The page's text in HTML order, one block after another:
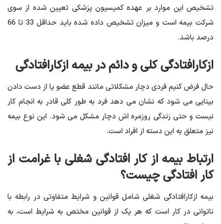
تشخیص این موارد بر عهده کمیسیون پزشکی تعیین شده از سوی
شرکت بیمه است و میزان تشخیص داده شده باید حداقل 33 تا 66
درصد باشد.
ازکارافتادگی کلی و دائم در بیمه ازکارافتادگی
حال فرض کنیم فردی دچار مشکلاتی مانند قطع عضو یا از دست دادن
بینایی می شود که نشان می دهد فرد به طور کلی قادر به انجام کار
نیست و حتی زندگی روزمره اش دچار مشکل می شود. این نوع بیمه
نیز متعلق به این دسته از افراد است.
ارتباط بیمه از کار افتادگی شغلی با غرامت از
کار افتادگی چیست؟
بیمه ازکارافتادگی شغلی شامل قوانین و شرایط متفاوتی در رابطه با
ناتوانی در کار است که هر یک از قوانین مختص به شرایط است، به